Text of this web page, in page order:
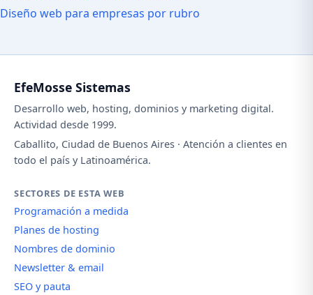
Diseño web para empresas por rubro
EfeMosse Sistemas
Desarrollo web, hosting, dominios y marketing digital.
Actividad desde 1999.
Caballito, Ciudad de Buenos Aires · Atención a clientes en
todo el país y Latinoamérica.
SECTORES DE ESTA WEB
Programación a medida
Planes de hosting
Nombres de dominio
Newsletter & email
SEO y pauta